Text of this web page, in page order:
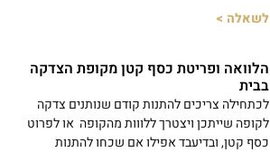
לשאלה >
הלוואה ופריטת כסף קטן מקופת הצדקה
בבית
לכתחילה צריכים להתנות קודם שנותנים צדקה
לקופה שייתכן ויצטרך ללווות מהקופה או לפרוט
כסף קטן, ובדיעבד אפילו אם שכחו להתנות